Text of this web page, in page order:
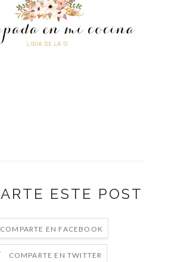
ESTE POST
COMPARTE EN FACEBOOK
COMPARTE EN TWITTER